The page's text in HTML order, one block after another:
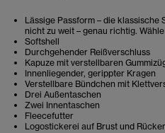
Lässige Passform – die klassische
nicht zu weit – genau richtig.
Softshell
Durchgehender Reißverschluss
Kapuze mit verstellbaren
Innenliegender, gerippter Kragen
Verstellbare Bündchen mit
Drei Außentaschen
Zwei Innentaschen
Fleecefutter
Logostickerei auf Brust und